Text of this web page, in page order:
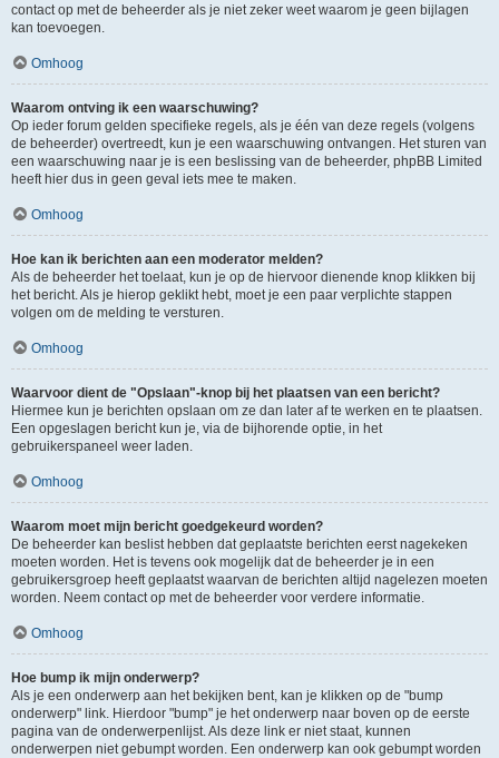
contact op met de beheerder als je niet zeker weet waarom je geen bijlagen
kan toevoegen.
Omhoog
Waarom ontving ik een waarschuwing?
Op ieder forum gelden specifieke regels, als je één van deze regels (volgens
de beheerder) overtreedt, kun je een waarschuwing ontvangen. Het sturen van
een waarschuwing naar je is een beslissing van de beheerder, phpBB Limited
heeft hier dus in geen geval iets mee te maken.
Omhoog
Hoe kan ik berichten aan een moderator melden?
Als de beheerder het toelaat, kun je op de hiervoor dienende knop klikken bij
het bericht. Als je hierop geklikt hebt, moet je een paar verplichte stappen
volgen om de melding te versturen.
Omhoog
Waarvoor dient de "Opslaan"-knop bij het plaatsen van een bericht?
Hiermee kun je berichten opslaan om ze dan later af te werken en te plaatsen.
Een opgeslagen bericht kun je, via de bijhorende optie, in het
gebruikerspaneel weer laden.
Omhoog
Waarom moet mijn bericht goedgekeurd worden?
De beheerder kan beslist hebben dat geplaatste berichten eerst nagekeken
moeten worden. Het is tevens ook mogelijk dat de beheerder je in een
gebruikersgroep heeft geplaatst waarvan de berichten altijd nagelezen moeten
worden. Neem contact op met de beheerder voor verdere informatie.
Omhoog
Hoe bump ik mijn onderwerp?
Als je een onderwerp aan het bekijken bent, kan je klikken op de "bump
onderwerp" link. Hierdoor "bump" je het onderwerp naar boven op de eerste
pagina van de onderwerpenlijst. Als deze link er niet staat, kunnen
onderwerpen niet gebumpt worden. Een onderwerp kan ook gebumpt worden